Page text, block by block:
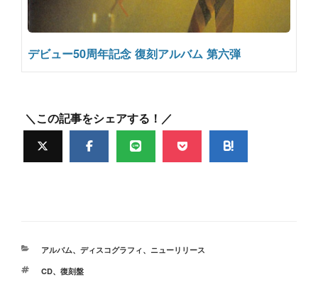
デビュー50周年記念 復刻アルバム 第六弾
＼この記事をシェアする！／
カ
ゴ
アルバム、 ディスコグラフィ、 ニューリリース
タ
CD、 復刻盤